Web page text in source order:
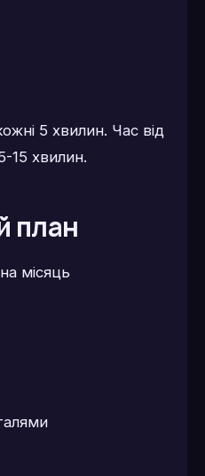
5 хвилин. Час від
15 хвилин.
план
місяць